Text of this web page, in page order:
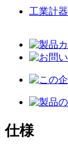
工業計器
仕様